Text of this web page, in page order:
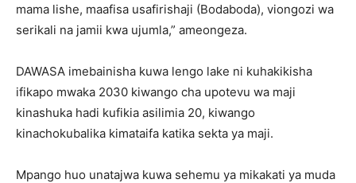
mama lishe, maafisa usafirishaji (Bodaboda), viongozi wa
serikali na jamii kwa ujumla,” ameongeza.
DAWASA imebainisha kuwa lengo lake ni kuhakikisha
ifikapo mwaka 2030 kiwango cha upotevu wa maji
kinashuka hadi kufikia asilimia 20, kiwango
kinachokubalika kimataifa katika sekta ya maji.
Mpango huo unatajwa kuwa sehemu ya mikakati ya muda